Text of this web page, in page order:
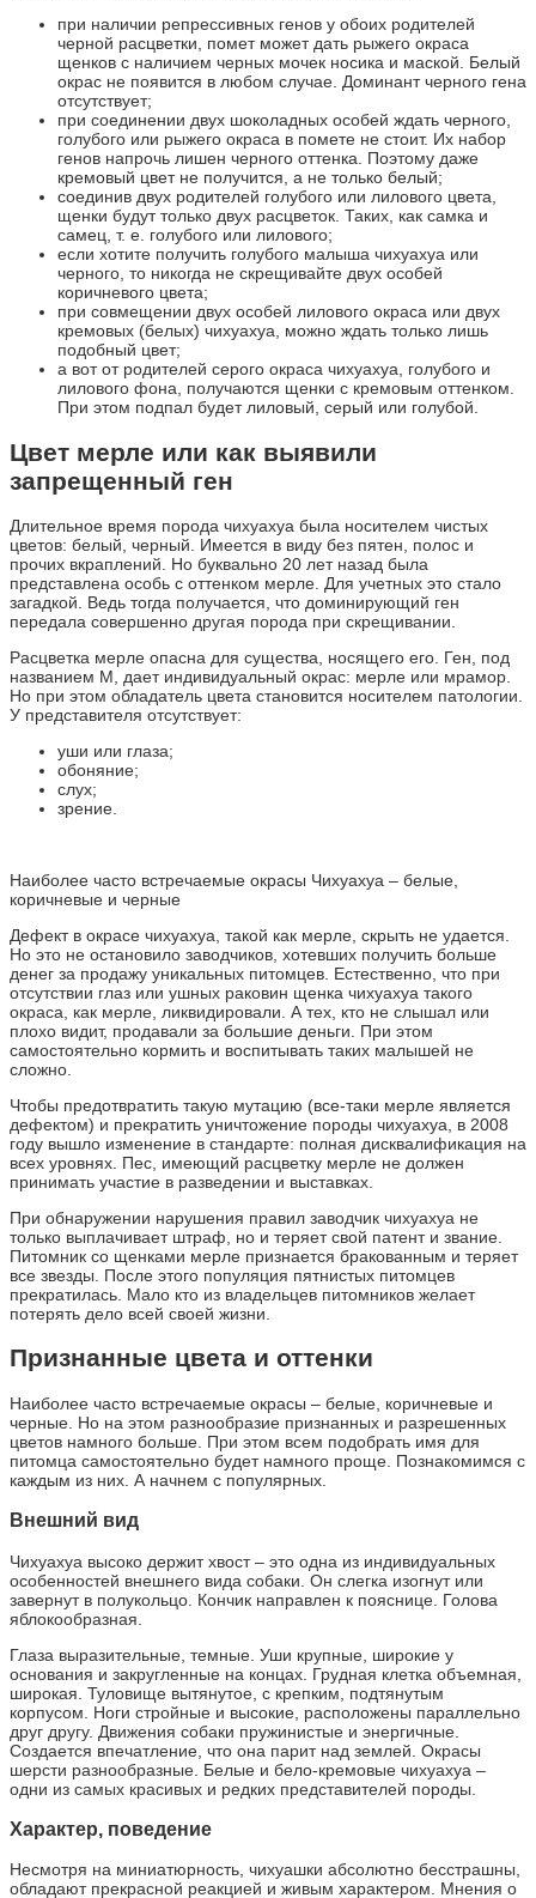
при наличии репрессивных генов у обоих родителей
черной расцветки, помет может дать рыжего окраса
щенков с наличием черных мочек носика и маской. Белый
окрас не появится в любом случае. Доминант черного гена
отсутствует;
при соединении двух шоколадных особей ждать черного,
голубого или рыжего окраса в помете не стоит. Их набор
генов напрочь лишен черного оттенка. Поэтому даже
кремовый цвет не получится, а не только белый;
соединив двух родителей голубого или лилового цвета,
щенки будут только двух расцветок. Таких, как самка и
самец, т. е. голубого или лилового;
если хотите получить голубого малыша чихуахуа или
черного, то никогда не скрещивайте двух особей
коричневого цвета;
при совмещении двух особей лилового окраса или двух
кремовых (белых) чихуахуа, можно ждать только лишь
подобный цвет;
а вот от родителей серого окраса чихуахуа, голубого и
лилового фона, получаются щенки с кремовым оттенком.
При этом подпал будет лиловый, серый или голубой.
Цвет мерле или как выявили
запрещенный ген
Длительное время порода чихуахуа была носителем чистых
цветов: белый, черный. Имеется в виду без пятен, полос и
прочих вкраплений. Но буквально 20 лет назад была
представлена особь с оттенком мерле. Для учетных это стало
загадкой. Ведь тогда получается, что доминирующий ген
передала совершенно другая порода при скрещивании.
Расцветка мерле опасна для существа, носящего его. Ген, под
названием М, дает индивидуальный окрас: мерле или мрамор.
Но при этом обладатель цвета становится носителем патологии.
У представителя отсутствует:
уши или глаза;
обоняние;
слух;
зрение.
Наиболее часто встречаемые окрасы Чихуахуа – белые,
коричневые и черные
Дефект в окрасе чихуахуа, такой как мерле, скрыть не удается.
Но это не остановило заводчиков, хотевших получить больше
денег за продажу уникальных питомцев. Естественно, что при
отсутствии глаз или ушных раковин щенка чихуахуа такого
окраса, как мерле, ликвидировали. А тех, кто не слышал или
плохо видит, продавали за большие деньги. При этом
самостоятельно кормить и воспитывать таких малышей не
сложно.
Чтобы предотвратить такую мутацию (все-таки мерле является
дефектом) и прекратить уничтожение породы чихуахуа, в 2008
году вышло изменение в стандарте: полная дисквалификация на
всех уровнях. Пес, имеющий расцветку мерле не должен
принимать участие в разведении и выставках.
При обнаружении нарушения правил заводчик чихуахуа не
только выплачивает штраф, но и теряет свой патент и звание.
Питомник со щенками мерле признается бракованным и теряет
все звезды. После этого популяция пятнистых питомцев
прекратилась. Мало кто из владельцев питомников желает
потерять дело всей своей жизни.
Признанные цвета и оттенки
Наиболее часто встречаемые окрасы – белые, коричневые и
черные. Но на этом разнообразие признанных и разрешенных
цветов намного больше. При этом всем подобрать имя для
питомца самостоятельно будет намного проще. Познакомимся с
каждым из них. А начнем с популярных.
Внешний вид
Чихуахуа высоко держит хвост – это одна из индивидуальных
особенностей внешнего вида собаки. Он слегка изогнут или
завернут в полукольцо. Кончик направлен к пояснице. Голова
яблокообразная.
Глаза выразительные, темные. Уши крупные, широкие у
основания и закругленные на концах. Грудная клетка объемная,
широкая. Туловище вытянутое, с крепким, подтянутым
корпусом. Ноги стройные и высокие, расположены параллельно
друг другу. Движения собаки пружинистые и энергичные.
Создается впечатление, что она парит над землей. Окрасы
шерсти разнообразные. Белые и бело-кремовые чихуахуа –
одни из самых красивых и редких представителей породы.
Характер, поведение
Несмотря на миниатюрность, чихуашки абсолютно бесстрашны,
обладают прекрасной реакцией и живым характером. Мнения о